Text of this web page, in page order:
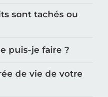
sont tachés ou
puis-je faire ?
de vie de votre